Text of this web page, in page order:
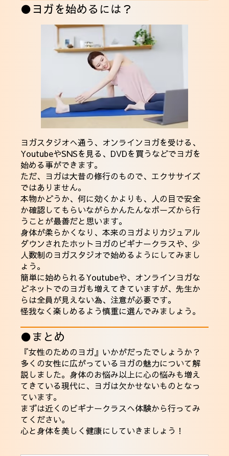
●ヨガを始めるには？
ヨガスタジオへ通う、オンラインヨガを受ける、
YoutubeやSNSを見る、DVDを買うなどでヨガを
始める事ができます。
ただ、ヨガは大昔の修行のもので、エクササイズ
ではありません。
本物かどうか、何に効くかよりも、人の目で安全
か確認してもらいながらかんたんなポーズから行
うことが最善だと思います。
身体が柔らかくなり、本来のヨガよりカジュアル
ダウンされたホットヨガのビギナークラスや、少
人数制のヨガスタジオで始めるようにしてみまし
ょう。
簡単に始められるYoutubeや、オンラインヨガな
どネットでのヨガも増えてきていますが、先生か
らは全員が見えない為、注意が必要です。
怪我なく楽しめるよう慎重に選んでみましょう。
●まとめ
『女性のためのヨガ』いかがだったでしょうか？
多くの女性に広がっているヨガの魅力について解
説しました。身体のお悩み以上に心の悩みも増え
てきている現代に、ヨガは欠かせないものとなっ
ています。
まずは近くのビギナークラスへ体験から行ってみ
てください。
心と身体を美しく健康にしていきましょう！